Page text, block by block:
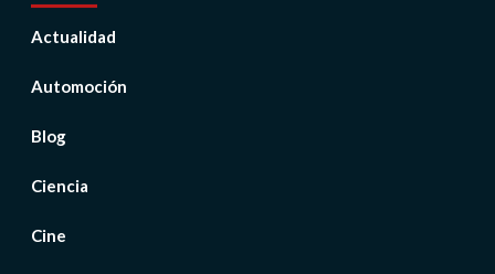
Actualidad
Automoción
Blog
Ciencia
Cine